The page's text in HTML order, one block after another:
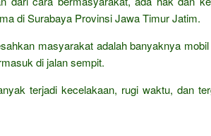
di Surabaya Provinsi Jawa Timur Jatim.
masyarakat adalah banyaknya
di jalan sempit.
terjadi kecelakaan, rugi waktu, dan